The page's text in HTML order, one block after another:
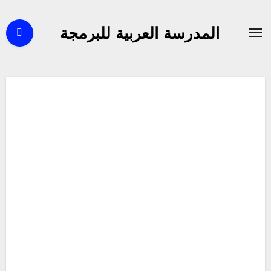
المدرسة العربية للبرمجة